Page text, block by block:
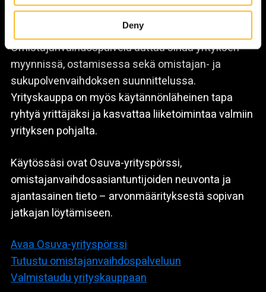
our website to develop our services, improve the web-
site’s user experience and for targeting marketing.
When you arrive on the website, you can either accept all
cookies or only the strictly necessary cookies in the
cookie consent banner.
Deny
asiantuntijaneuvonnan.
Omistajanvaihdospalvelu auttaa sinua yrityksen
myynnissä, ostamisessa sekä omistajan- ja
sukupolvenvaihdoksen suunnittelussa.
Yrityskauppa on myös käytännönläheinen tapa
ryhtyä yrittäjäksi ja kasvattaa liiketoimintaa valmiin
yrityksen pohjalta.
Käytössäsi ovat Osuva-yrityspörssi,
omistajanvaihdosasiantuntijoiden neuvonta ja
ajantasainen tieto – arvonmäärityksestä sopivan
jatkajan löytämiseen.
Avaa Osuva-yrityspörssi
Tutustu omistajanvaihdospalveluun
Valmistaudu yrityskauppaan